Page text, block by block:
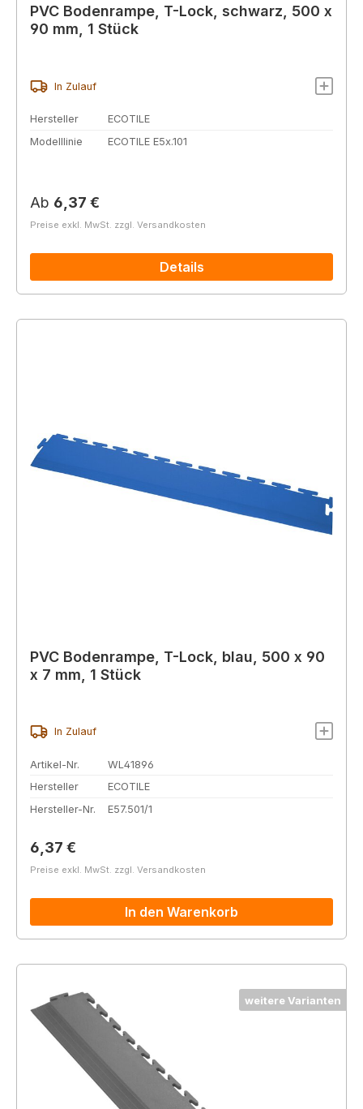
PVC Bodenrampe, T-Lock, schwarz, 500 x
90 mm, 1 Stück
In Zulauf
Hersteller
ECOTILE
Modelllinie
ECOTILE E5x.101
Regulärer Preis:
Ab 6,37 €
Preise exkl. MwSt. zzgl. Versandkosten
Details
PVC Bodenrampe, T-Lock, blau, 500 x 90
x 7 mm, 1 Stück
In Zulauf
Artikel-Nr.
WL41896
Hersteller
ECOTILE
Hersteller-Nr.
E57.501/1
Regulärer Preis:
6,37 €
Preise exkl. MwSt. zzgl. Versandkosten
In den Warenkorb
weitere Varianten